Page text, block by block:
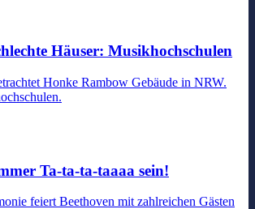
Häuser: Musikhochschulen
Honke Rambow Gebäude in NRW.
Ta-ta-ta-taaaa sein!
feiert Beethoven mit zahlreichen Gästen